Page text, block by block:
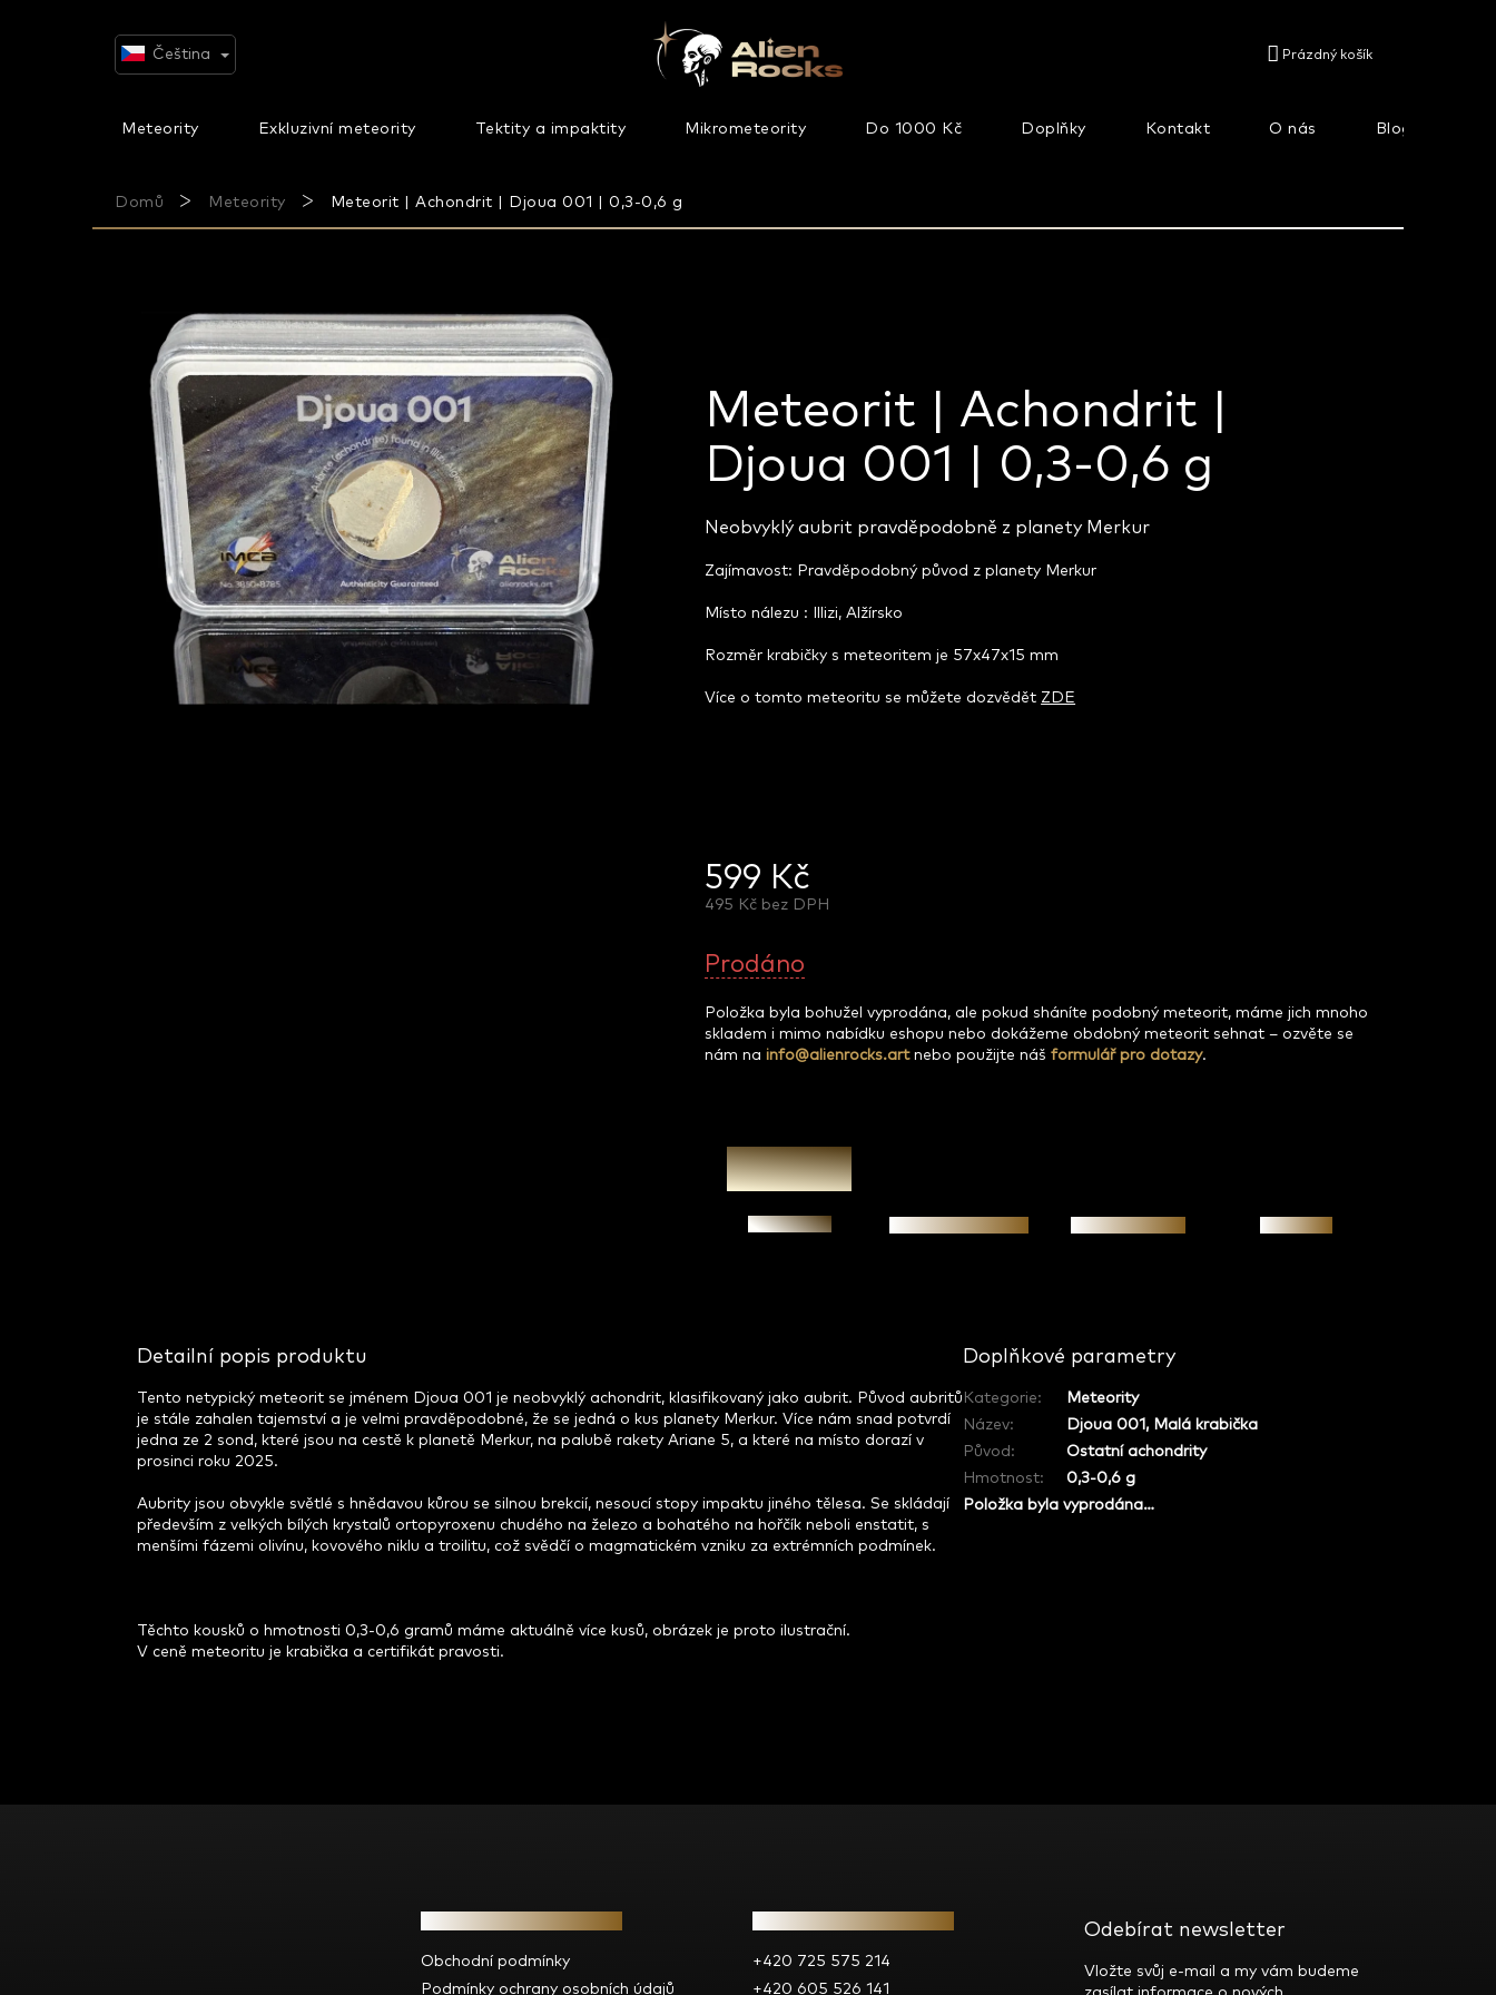
Čeština
NÁKUPNÍ
Prázdný košík
Meteority Exkluzivní meteority Tektity a impaktity Mikrometeority Do 1000 Kč Doplňky Kontakt O nás Blog
Domů Meteority Meteorit | Achondrit | Djoua 001 | 0,3-0,6 g
Meteorit | Achondrit |
Djoua 001 | 0,3-0,6 g
599 Kč
495 Kč bez DPH
cena:
Prodáno
Položka byla bohužel vyprodána, ale pokud sháníte podobný meteorit, máme jich mnoho
skladem i mimo nabídku eshopu nebo dokážeme obdobný meteorit sehnat – ozvěte se
nám nainfo@alienrocks.artnebo použijte nášformulář pro dotazy.
Neobvyklý aubrit pravděpodobně z planety Merkur
Zajímavost: Pravděpodobný původ z planety Merkur
Místo nálezu : Illizi, Alžírsko
Rozměr krabičky s meteoritem je 57x47x15 mm
Více o tomto meteoritu se můžete dozvědět ZDE
Zeptat se
Detailní popis produktu
Tento netypický meteorit se jménem Djoua 001 je neobvyklý achondrit, klasifikovaný jako aubrit. Původ aubritů
je stále zahalen tajemství a je velmi pravděpodobné, že se jedná o kus planety Merkur. Více nám snad potvrdí
jedna ze 2 sond, které jsou na cestě k planetě Merkur, na palubě rakety Ariane 5, a které na místo dorazí v
prosinci roku 2025.
Aubrity jsou obvykle světlé s hnědavou kůrou se silnou brekcií, nesoucí stopy impaktu jiného tělesa. Se skládají
především z velkých bílých krystalů ortopyroxenu chudého na železo a bohatého na hořčík neboli enstatit, s
menšími fázemi olivínu, kovového niklu a troilitu, což svědčí o magmatickém vzniku za extrémních podmínek.
Těchto kousků o hmotnosti 0,3-0,6 gramů máme aktuálně více kusů, obrázek je proto ilustrační.
V ceně meteoritu je krabička a certifikát pravosti.
Doplňkové parametry
Kategorie:
Meteority
Název:
Djoua 001, Malá krabička
Původ :
Ostatní achondrity
Hmotnost:
0,3-0,6 g
Položka byla vyprodána…
Obchodní podmínky
Podmínky ochrany osobních údajů
+420 725 575 214
+420 605 526 141
Odebírat newsletter
Vložte svůj e-mail a my vám budeme